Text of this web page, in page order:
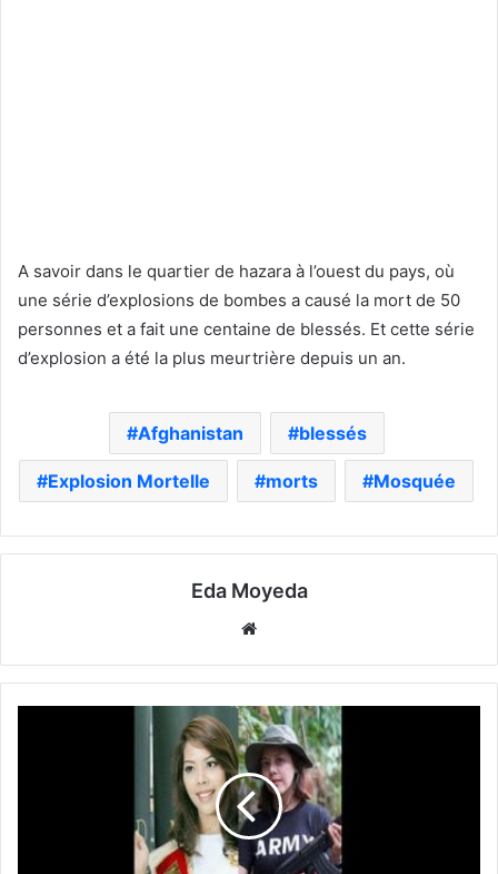
A savoir dans le quartier de hazara à l’ouest du pays, où
une série d’explosions de bombes a causé la mort de 50
personnes et a fait une centaine de blessés. Et cette série
d’explosion a été la plus meurtrière depuis un an.
Afghanistan blessés
Explosion Mortelle morts Mosquée
Eda Moyeda